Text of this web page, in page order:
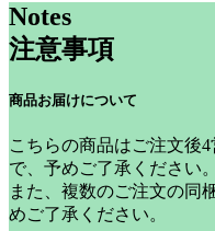
Notes
注意事項
商品お届けについて
こちらの商品はご注文後
で、予めご了承ください。
また、複数のご注文の同
めご了承ください。